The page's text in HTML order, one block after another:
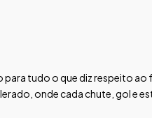
tudo o que diz respeito ao
onde cada chute, gol e